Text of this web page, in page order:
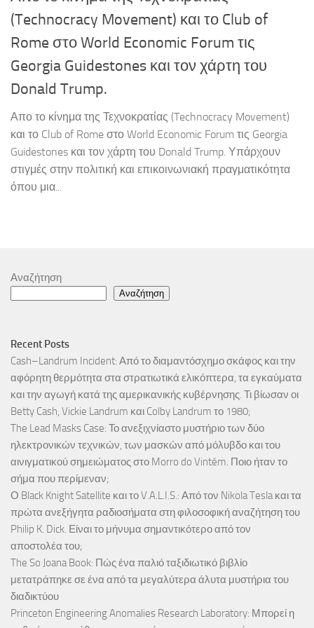
(Technocracy Movement) και το Club of
Rome στο World Economic Forum τις
Georgia Guidestones και τον χάρτη του
Donald Trump.
Απο το κίνημα της Τεχνοκρατίας (Technocracy Movement)
και το Club of Rome στο World Economic Forum τις Georgia
Guidestones και τον χάρτη του Donald Trump. Υπάρχουν
στιγμές στην πολιτική και επικοινωνιακή πραγματικότητα
όπου μια...
Αναζήτηση
Αναζήτηση
Recent Posts
Cash–Landrum Incident: Από το διαμαντόσχημο σκάφος και την
αφόρητη θερμότητα στα στρατιωτικά ελικόπτερα, τα εγκαύματα
και την αγωγή κατά της αμερικανικής κυβέρνησης. Τι βίωσαν οι
Betty Cash, Vickie Landrum και Colby Landrum το 1980;
The Lead Masks Case: Το ανεξιχνίαστο μυστήριο των δύο
ηλεκτρονικών τεχνικών, των μασκών από μόλυβδο και του
αινιγματικού σημειώματος στο Morro do Vintém. Ποιο ήταν το
σήμα που περίμεναν;
Ο Black Knight Satellite και το V.A.L.I.S.: Από τον Nikola Tesla και τα
πρώτα ανεξήγητα ραδιοσήματα στη φιλοσοφική αναζήτηση του
Philip K. Dick. Είναι το μήνυμα σημαντικότερο από τον
αποστολέα του;
The So Joana Book: Πώς ένα παλιό ταξιδιωτικό βιβλίο
μετατράπηκε σε ένα από τα μεγαλύτερα άλυτα μυστήρια του
διαδικτύου
Princeton Engineering Anomalies Research Laboratory: Μπορεί η